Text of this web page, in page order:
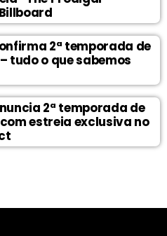
2ª temporada de
tudo o que sabemos
2ª temporada de
estreia exclusiva no